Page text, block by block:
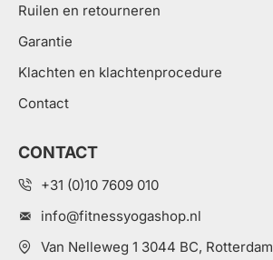
Ruilen en retourneren
Garantie
Klachten en klachtenprocedure
Contact
CONTACT
+31 (0)10 7609 010
info@fitnessyogashop.nl
Van Nelleweg 1 3044 BC, Rotterdam